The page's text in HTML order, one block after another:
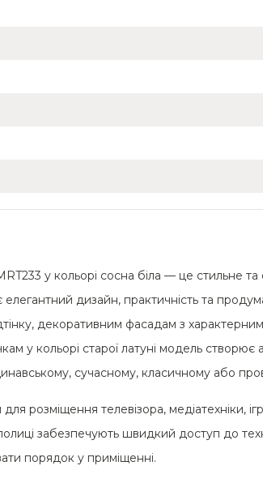
у кольорі сосна біла — це стильне та
дизайн, практичність та
декоративним фасадам з
у кольорі старої латуні модель
сучасному, класичному або
розміщення телевізора, медіатехніки,
забезпечують швидкий доступ до
порядок у приміщенні.